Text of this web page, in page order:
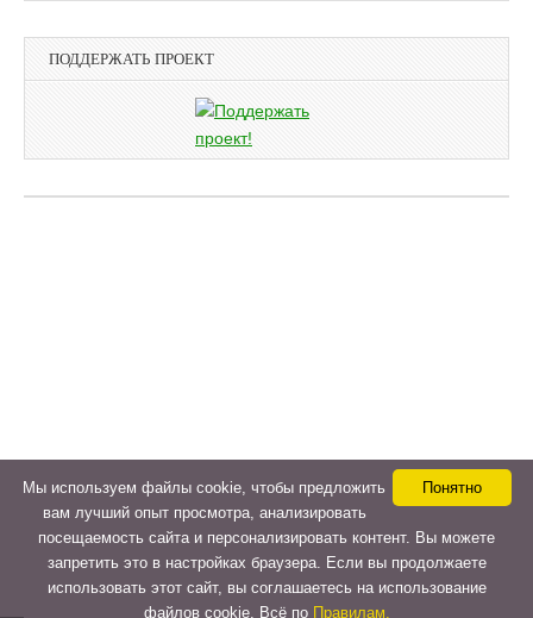
ПОДДЕРЖАТЬ ПРОЕКТ
Понятно
Мы используем файлы cookie, чтобы предложить
вам лучший опыт просмотра, анализировать
посещаемость сайта и персонализировать контент. Вы можете
запретить это в настройках браузера. Если вы продолжаете
использовать этот сайт, вы соглашаетесь на использование
файлов cookie. Всё по Правилам.